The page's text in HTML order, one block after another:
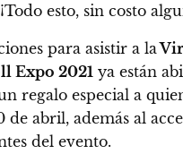
Todo esto, sin costo
para asistir a la
Expo 2021 ya están
regalo especial a
de abril, además al
del evento.